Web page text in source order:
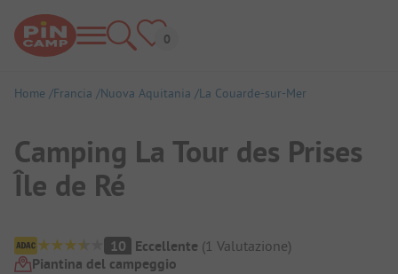
Home Francia Nuova Aquitania La Couarde-sur-Mer
Camping La Tour des Prises
Île de Ré
Panoramica del campeggio
10 Eccellente (1 Valutazione)
Piantina del campeggio